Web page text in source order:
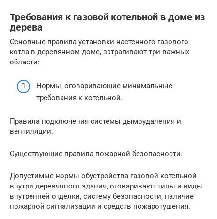
Требования к газовой котельной в доме из
дерева
Основные правила установки настенного газового
котла в деревянном доме, затрагивают три важных
области:
Нормы, оговаривающие минимальные
требования к котельной.
Правила подключения системы дымоудаления и
вентиляции.
Существующие правила пожарной безопасности.
Допустимые нормы обустройства газовой котельной
внутри деревянного здания, оговаривают типы и виды
внутренней отделки, систему безопасности, наличие
пожарной сигнализации и средств пожаротушения.